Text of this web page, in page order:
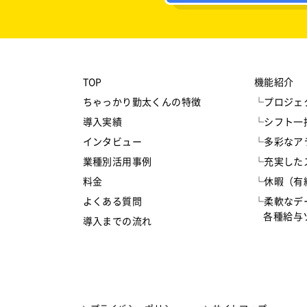
TOP
ちゃっかり勤太くんの特徴
導入実績
インタビュー
業種別活用事例
料金
よくある質問
導入までの流れ
機能紹介
└プロジェ
└シフト一
└多彩なア
└充実した
└休暇（有
└柔軟なデ
各種給与